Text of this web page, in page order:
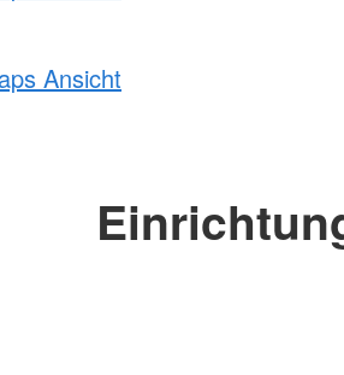
Ansicht